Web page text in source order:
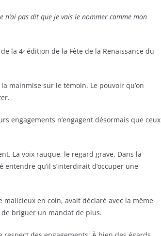
n’ai pas dit que je vais le nommer comme mon
la 4ᵉ édition de la Fête de la Renaissance du
mainmise sur le témoin. Le pouvoir qu’on
engagements n’engagent désormais que ceux
La voix rauque, le regard grave. Dans la
qu’il s’interdirait d’occuper une
en coin, avait déclaré avec la même
briguer un mandat de plus.